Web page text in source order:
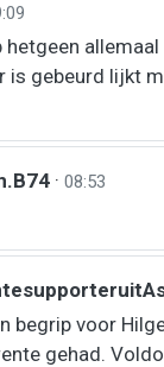
hetgeen
is gebeurd lijkt
· 08:53
begrip voor
gehad.